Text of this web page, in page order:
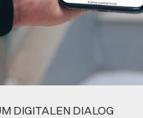
DIGITALEN DIALOG